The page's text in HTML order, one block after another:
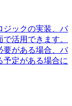
ジックの実装、バ
活用できます。
要がある場合、バ
予定がある場合に